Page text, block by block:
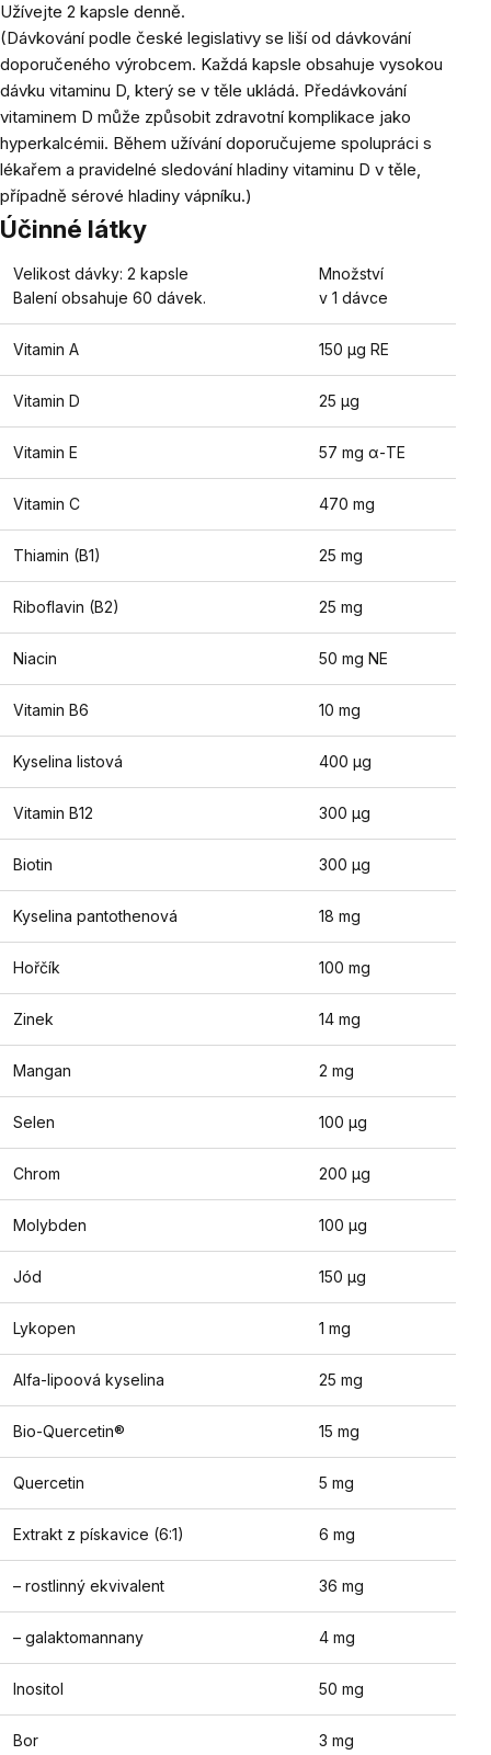
Užívejte 2 kapsle denně.
(Dávkování podle české legislativy se liší od dávkování
doporučeného výrobcem. Každá kapsle obsahuje vysokou
dávku vitaminu D, který se v těle ukládá. Předávkování
vitaminem D může způsobit zdravotní komplikace jako
hyperkalcémii. Během užívání doporučujeme spolupráci s
lékařem a pravidelné sledování hladiny vitaminu D v těle,
případně sérové hladiny vápníku.)
Účinné látky
Velikost dávky: 2 kapsle
Balení obsahuje 60 dávek.
Množství
v 1 dávce
Vitamin A 150 µg RE
Vitamin D 25 µg
Vitamin E 57 mg α-TE
Vitamin C 470 mg
Thiamin (B1) 25 mg
Riboflavin (B2) 25 mg
Niacin 50 mg NE
Vitamin B6 10 mg
Kyselina listová 400 µg
Vitamin B12 300 µg
Biotin 300 µg
Kyselina pantothenová 18 mg
Hořčík 100 mg
Zinek 14 mg
Mangan 2 mg
Selen 100 µg
Chrom 200 µg
Molybden 100 µg
Jód 150 µg
Lykopen 1 mg
Alfa-lipoová kyselina 25 mg
Bio-Quercetin® 15 mg
Quercetin 5 mg
Extrakt z pískavice (6:1) 6 mg
– rostlinný ekvivalent 36 mg
– galaktomannany 4 mg
Inositol 50 mg
Bor 3 mg